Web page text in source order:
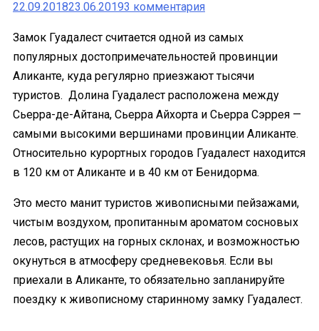
22.09.201823.06.20193 комментарияк
Гуадалест
–
великолепный
средневековый
замок
в
окрестностях
Бенидорма
Замок Гуадалест считается одной из самых
популярных достопримечательностей провинции
Аликанте, куда регулярно приезжают тысячи
туристов. Долина Гуадалест расположена между
Сьерра-де-Айтана, Сьерра Айхорта и Сьерра Сэррея —
самыми высокими вершинами провинции Аликанте.
Относительно курортных городов Гуадалест находится
в 120 км от Аликанте и в 40 км от Бенидорма.
Это место манит туристов живописными пейзажами,
чистым воздухом, пропитанным ароматом сосновых
лесов, растущих на горных склонах, и возможностью
окунуться в атмосферу средневековья. Если вы
приехали в Аликанте, то обязательно запланируйте
поездку к живописному старинному замку Гуадалест.